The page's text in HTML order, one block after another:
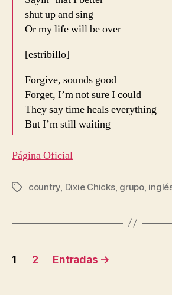
shut up and sing
Or my life will be over
[estribillo]
Forgive, sounds good
Forget, I’m not sure I could
They say time heals everything
But I’m still waiting
Página Oficial
Etiquetas
country Dixie Chicks, grupo,
Navegación
1 2 Entradas →